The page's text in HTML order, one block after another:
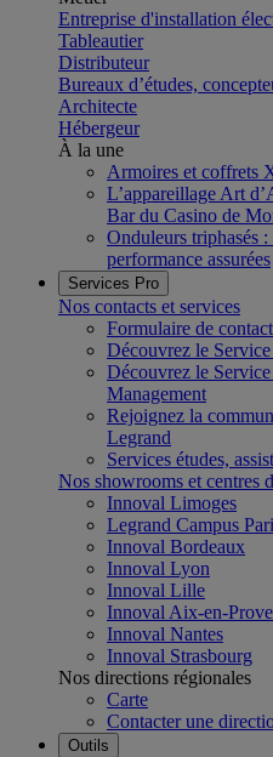
Entreprise d'installation
Tableautier
Distributeur
Bureaux d’études,
Architecte
Hébergeur
À la une
Armoires et coffrets
L’appareillage Art
Bar du Casino de
Onduleurs triphasés
performance assurées
Services Pro
Nos contacts et services
Formulaire de
Découvrez le
Découvrez le
Management
Rejoignez la
Legrand
Services études,
Nos showrooms et centres
Innoval Limoges
Legrand Campus
Innoval Bordeaux
Innoval Lyon
Innoval Lille
Innoval Aix-en-
Innoval Nantes
Innoval Strasbourg
Nos directions régionales
Carte
Contacter une
Outils